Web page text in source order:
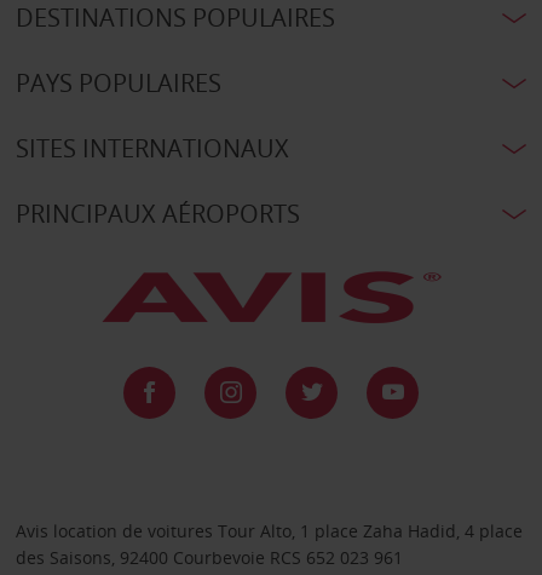
DESTINATIONS POPULAIRES
PAYS POPULAIRES
SITES INTERNATIONAUX
PRINCIPAUX AÉROPORTS
Avis location de voitures Tour Alto, 1 place Zaha Hadid, 4 place
des Saisons, 92400 Courbevoie RCS 652 023 961